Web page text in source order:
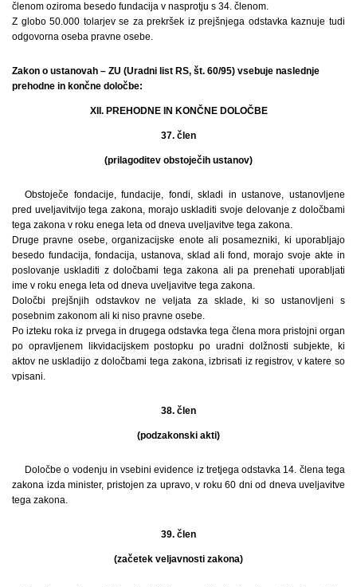
členom oziroma besedo fundacija v nasprotju s 34. členom.
Z globo 50.000 tolarjev se za prekršek iz prejšnjega odstavka kaznuje tudi
odgovorna oseba pravne osebe.
Zakon o ustanovah – ZU (Uradni list RS, št. 60/95) vsebuje naslednje
prehodne in končne določbe:
XII. PREHODNE IN KONČNE DOLOČBE
37. člen
(prilagoditev obstoječih ustanov)
Obstoječe fondacije, fundacije, fondi, skladi in ustanove, ustanovljene
pred uveljavitvijo tega zakona, morajo uskladiti svoje delovanje z določbami
tega zakona v roku enega leta od dneva uveljavitve tega zakona.
Druge pravne osebe, organizacijske enote ali posamezniki, ki uporabljajo
besedo fundacija, fondacija, ustanova, sklad ali fond, morajo svoje akte in
poslovanje uskladiti z določbami tega zakona ali pa prenehati uporabljati
ime v roku enega leta od dneva uveljavitve tega zakona.
Določbi prejšnjih odstavkov ne veljata za sklade, ki so ustanovljeni s
posebnim zakonom ali ki niso pravne osebe.
Po izteku roka iz prvega in drugega odstavka tega člena mora pristojni organ
po opravljenem likvidacijskem postopku po uradni dolžnosti subjekte, ki
aktov ne uskladijo z določbami tega zakona, izbrisati iz registrov, v katere so
vpisani.
38. člen
(podzakonski akti)
Določbe o vodenju in vsebini evidence iz tretjega odstavka 14. člena tega
zakona izda minister, pristojen za upravo, v roku 60 dni od dneva uveljavitve
tega zakona.
39. člen
(začetek veljavnosti zakona)